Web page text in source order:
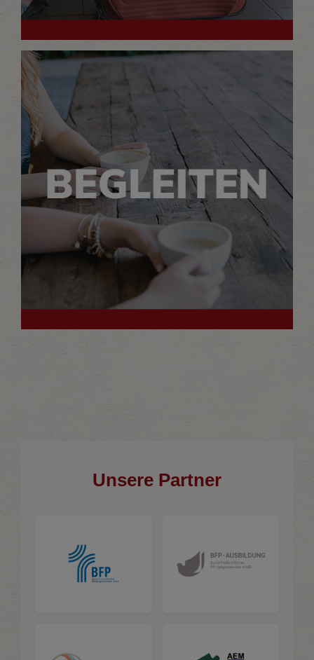
Wir geben Rückhalt, helfen und
begleiten.
MEHR LESEN…
Unsere Partner